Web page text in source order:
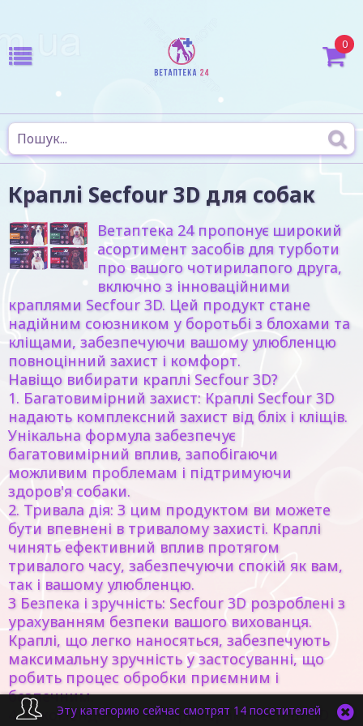
0
Краплі Secfour 3D для собак
Ветаптека 24 пропонує широкий
асортимент засобів для турботи
про вашого чотирилапого друга,
включно з інноваційними
краплями Secfour 3D. Цей продукт стане
надійним союзником у боротьбі з блохами та
кліщами, забезпечуючи вашому улюбленцю
повноцінний захист і комфорт.
Навіщо вибирати краплі Secfour 3D?
1. Багатовимірний захист: Краплі Secfour 3D
надають комплексний захист від бліх і кліщів.
Унікальна формула забезпечує
багатовимірний вплив, запобігаючи
можливим проблемам і підтримуючи
здоров'я собаки.
2. Тривала дія: З цим продуктом ви можете
бути впевнені в тривалому захисті. Краплі
чинять ефективний вплив протягом
тривалого часу, забезпечуючи спокій як вам,
так і вашому улюбленцю.
3 Безпека і зручність: Secfour 3D розроблені з
урахуванням безпеки вашого вихованця.
Краплі, що легко наносяться, забезпечують
максимальну зручність у застосуванні, що
робить процес обробки приємним і
безпечним.
4. Рекомендовано ветеринарам: Secfour 3D -
Эту категорию сейчас смотрят 14 посетителей